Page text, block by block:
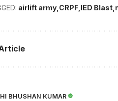
airlift army CRPF IED Blast
BHUSHAN KUMAR